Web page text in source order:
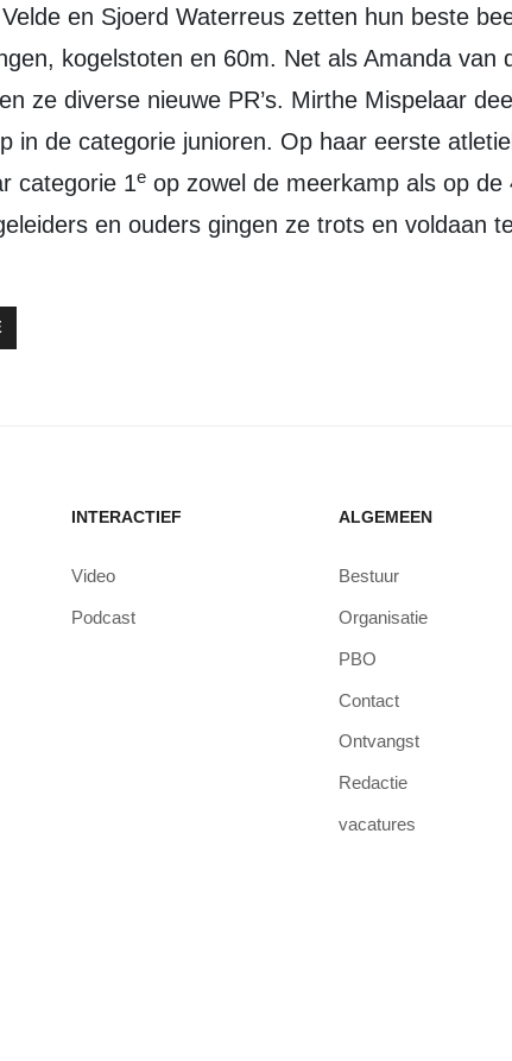
en Sjoerd Waterreus zetten hun beste
kogelstoten en 60m. Net als Amanda van
ze diverse nieuwe PR’s. Mirthe Mispelaar
in de categorie junioren. Op haar eerste
categorie 1e op zowel de meerkamp als op de
en ouders gingen ze trots en voldaan
RECORDAANTAL ATLETEN NAAR PEC INDOOR
INTERACTIEF
Video
Podcast
ALGEMEEN
Bestuur
Organisatie
PBO
Contact
Ontvangst
Redactie
vacatures